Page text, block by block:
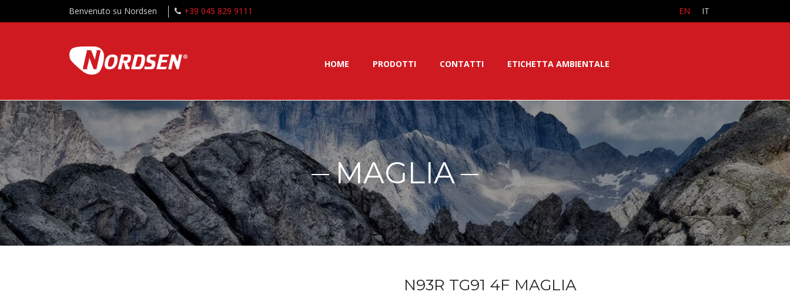
Benvenuto su Nordsen +39 045 829 9111 EN IT
HOME PRODOTTI CONTATTI ETICHETTA AMBIENTALE
MAGLIA
N93R TG91 4F MAGLIA